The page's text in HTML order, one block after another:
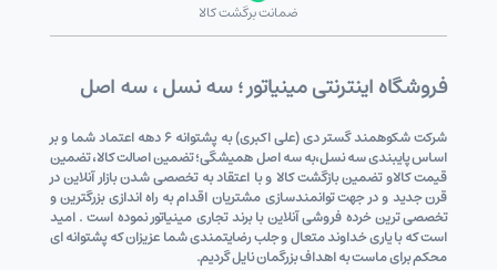
ضمانت برگشت کالا
فروشگاه اینترنتی مینیاتور ؛ سه نسل ، سه اصل
شرکت شکوهمند گستر دی (علی اکبری) به پشتوانه 6 دهه اعتماد شما و بر
اساس پایبندی سه نسل،به سه اصل همیشگی؛ تضمین اصالت کالا، تضمین
قیمت کالاو تضمین بازگشت کالا و با اعتقاد به تخصصی شدن بازار آنلاین در
قرن جدید و در جهت توانمندسازی مشتریان اقدام به راه اندازی بزرگترین و
تخصصی ترین خرده فروشی آنلاین با برند تجاری مینیاتور نموده است . امید
است که با یاری خداوند متعال و جلب رضایتمندی شما عزیزان که پشتوانه ای
محکم برای ماست به اهداف بزرگمان نایل گردیم.